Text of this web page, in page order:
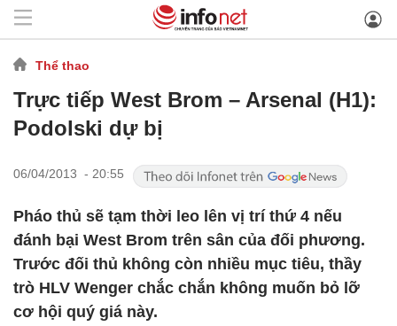
Thể thao
Trực tiếp West Brom – Arsenal (H1):
Podolski dự bị
06/04/2013 - 20:55
Pháo thủ sẽ tạm thời leo lên vị trí thứ 4 nếu
đánh bại West Brom trên sân của đối phương.
Trước đối thủ không còn nhiều mục tiêu, thầy
trò HLV Wenger chắc chắn không muốn bỏ lỡ
cơ hội quý giá này.